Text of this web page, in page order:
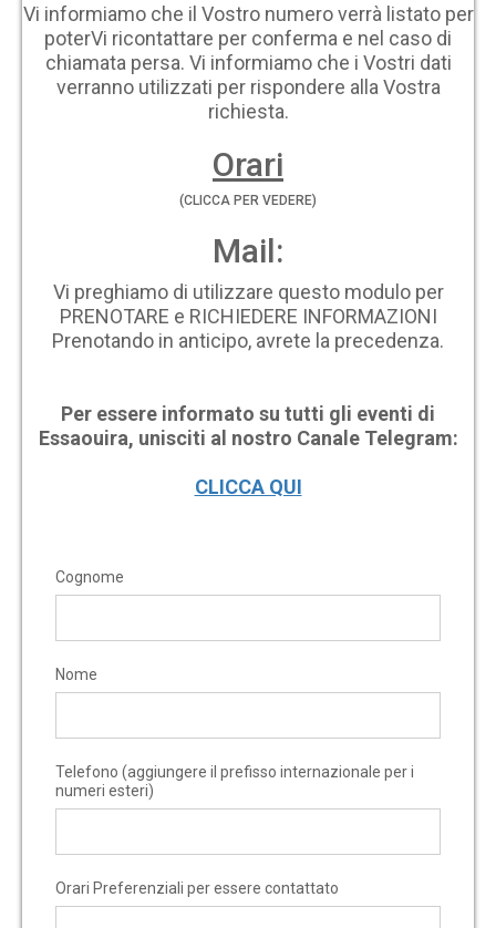
Vi informiamo che il Vostro numero verrà listato per
poterVi ricontattare per conferma e nel caso di
chiamata persa. Vi informiamo che i Vostri dati
verranno utilizzati per rispondere alla Vostra
richiesta.
Orari
(CLICCA PER VEDERE)
Mail:
Vi preghiamo di utilizzare questo modulo per
PRENOTARE e RICHIEDERE INFORMAZIONI
Prenotando in anticipo, avrete la precedenza.
Per essere informato su tutti gli eventi di
Essaouira, unisciti al nostro Canale Telegram:
CLICCA QUI
Cognome
Nome
Telefono (aggiungere il prefisso internazionale per i
numeri esteri)
Orari Preferenziali per essere contattato